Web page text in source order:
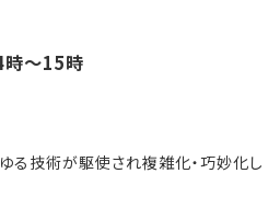
時～15時
る技術が駆使され複雑化・巧妙化し